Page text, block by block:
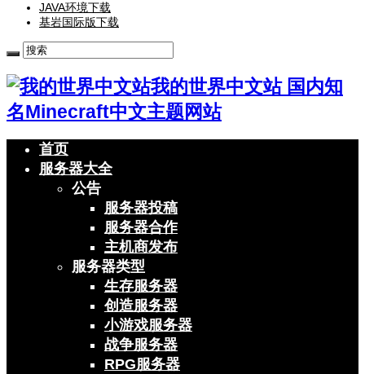
JAVA环境下载
基岩国际版下载
我的世界中文站 国内知
名Minecraft中文主题网站
首页
服务器大全
公告
服务器投稿
服务器合作
主机商发布
服务器类型
生存服务器
创造服务器
小游戏服务器
战争服务器
RPG服务器